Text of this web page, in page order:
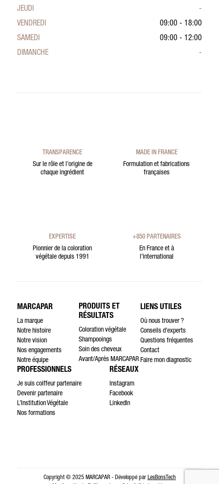
JEUDI
-
VENDREDI
09:00 - 18:00
SAMEDI
09:00 - 12:00
DIMANCHE
-
TRANSPARENCE
Sur le rôle et l’origine de
chaque ingrédient
MADE IN FRANCE
Formulation et fabrications
françaises
EXPERTISE
Pionnier de la coloration
végétale depuis 1991
+850 PARTENAIRES
En France et à
l’international
MARCAPAR
La marque
Notre histoire
Notre vision
Nos engagements
Notre équipe
PRODUITS ET
RÉSULTATS
Coloration végétale
Shampooings
Soin des cheveux
Avant/Après MARCAPAR
LIENS UTILES
Où nous trouver ?
Conseils d’experts
Questions fréquentes
Contact
Faire mon diagnostic
PROFESSIONNELS
Je suis coiffeur partenaire
Devenir partenaire
L’Institution Végétale
Nos formations
RÉSEAUX
Instagram
Facebook
LinkedIn
Copyright © 2025 MARCAPAR - Développé par LesBonsTech